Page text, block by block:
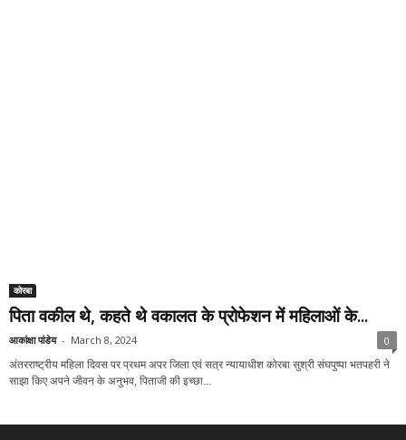
कोरबा
पिता वकील थे, कहते थे वकालत के प्रोफेशन में महिलाओं के...
आकांक्षा पांडेय - March 8, 2024 0
अंतरराष्ट्रीय महिला दिवस पर प्रथम अपर जिला एवं सत्र न्यायाधीश कोरबा सुश्री संघपुष्पा भतपहरी ने
साझा किए अपने जीवन के अनुभव, पिताजी की इच्छा...